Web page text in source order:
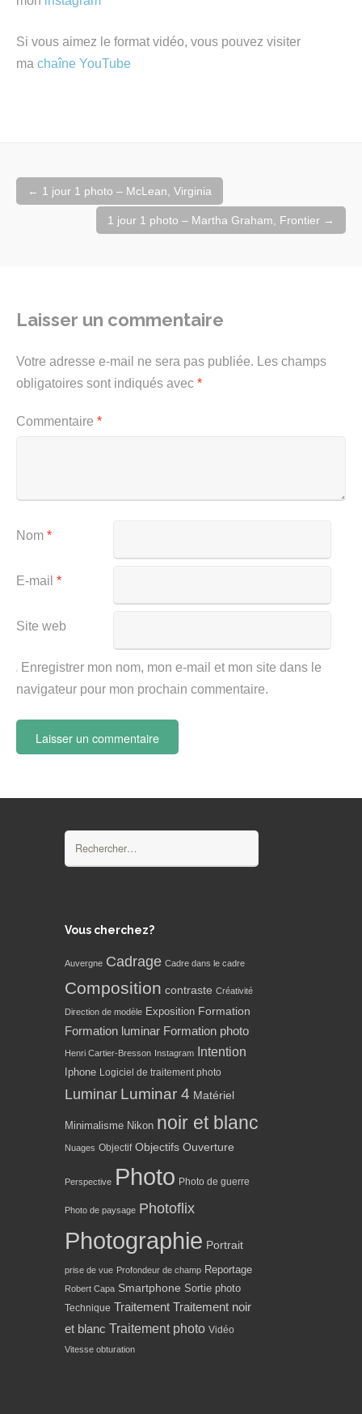
Si vous aimez le format vidéo, vous pouvez visiter
ma chaîne YouTube
Navigation
de
l'article
← 1 jour 1 photo – McLean, Virginia
1 jour 1 photo – Martha Graham, Frontier →
Laisser un commentaire
Votre adresse e-mail ne sera pas publiée. Les champs
obligatoires sont indiqués avec *
Commentaire *
Nom *
E-mail *
Site web
Enregistrer mon nom, mon e-mail et mon site dans le
navigateur pour mon prochain commentaire.
Vous cherchez?
Auvergne Cadrage Cadre dans le cadre
Composition contraste Créativité
Direction de modèle Exposition Formation
Formation luminar Formation photo
Henri Cartier-Bresson Instagram Intention
Iphone Logiciel de traitement photo
Luminar Luminar 4 Matériel
Minimalisme Nikon noir et blanc
Nuages Objectif Objectifs Ouverture
Perspective Photo Photo de guerre
Photo de paysage Photoflix
Photographie Portrait
prise de vue Profondeur de champ Reportage
Robert Capa Smartphone Sortie photo
Technique Traitement Traitement noir
et blanc Traitement photo Vidéo
Vitesse obturation